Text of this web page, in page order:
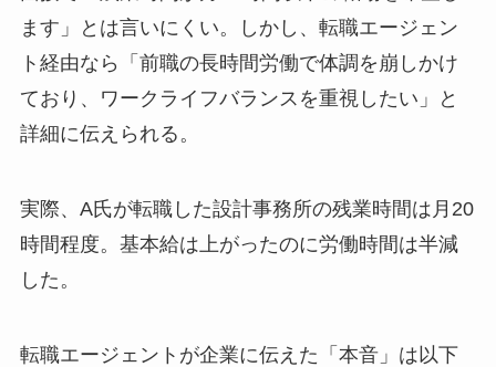
ます」とは言いにくい。しかし、転職エージェン
ト経由なら「前職の長時間労働で体調を崩しかけ
ており、ワークライフバランスを重視したい」と
詳細に伝えられる。
実際、A氏が転職した設計事務所の残業時間は月20
時間程度。基本給は上がったのに労働時間は半減
した。
転職エージェントが企業に伝えた「本音」は以下